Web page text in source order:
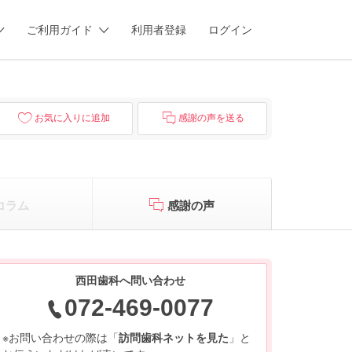
ご利用ガイド 利用者登録 ログイン
お気に入りに追加 感謝の声を送る
ラム 感謝の声
西田歯科へ問い合わせ
072-469-0077
※お問い合わせの際は「訪問歯科ネットを見た 」と